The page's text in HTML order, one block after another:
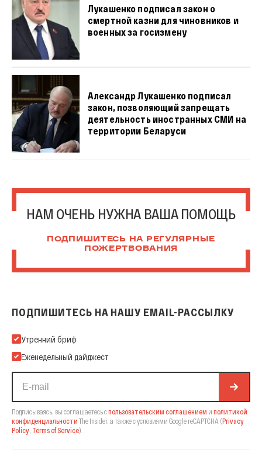
Лукашенко подписал закон о
смертной казни для чиновников и
военных за госизмену
Александр Лукашенко подписал
закон, позволяющий запрещать
деятельность иностранных СМИ на
территории Беларуси
НАМ ОЧЕНЬ НУЖНА ВАША ПОМОЩЬ
ПОДПИШИТЕСЬ НА РЕГУЛЯРНЫЕ
ПОЖЕРТВОВАНИЯ
ПОДПИШИТЕСЬ НА НАШУ EMAIL-РАССЫЛКУ
Подпишитесь на нашу Email-рассылку
Утренний бриф
Еженедельный дайджест
Подписываясь, вы соглашаетесь спользовательским соглашением и политикой
конфиденциальности The Insider, а также с условиями Google reCAPTCHA (Privacy
Policy, Terms of Service).